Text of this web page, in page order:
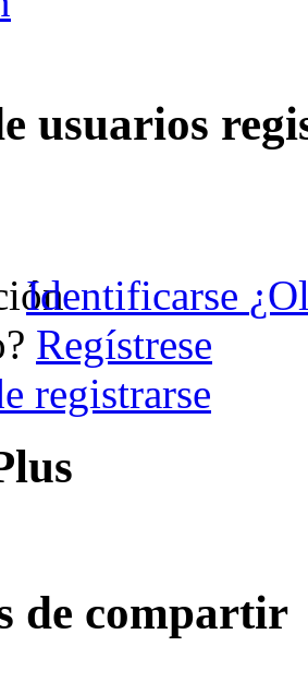
usuarios
Identificarse
Regístrese
registrarse
de compartir